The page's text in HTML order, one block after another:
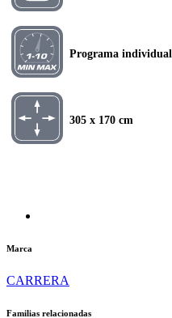
Programa individual
305 x 170 cm
Marca
CARRERA
Familias relacionadas